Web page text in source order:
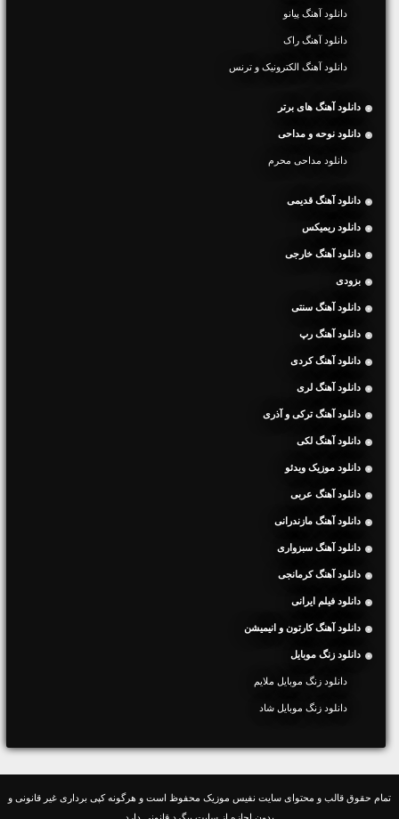
دانلود آهنگ پیانو
دانلود آهنگ راک
دانلود آهنگ الکترونیک و ترنس
دانلود آهنگ های برتر
دانلود نوحه و مداحی
دانلود مداحی محرم
دانلود آهنگ قدیمی
دانلود ریمیکس
دانلود آهنگ خارجی
بزودی
دانلود آهنگ سنتی
دانلود آهنگ رپ
دانلود آهنگ کردی
دانلود آهنگ لری
دانلود آهنگ ترکی و آذری
دانلود آهنگ لکی
دانلود موزیک ویدئو
دانلود آهنگ عربی
دانلود آهنگ مازندرانی
دانلود آهنگ سبزواری
دانلود آهنگ کرمانجی
دانلود فیلم ایرانی
دانلود آهنگ کارتون و انیمیشن
دانلود زنگ موبایل
دانلود زنگ موبایل ملایم
دانلود زنگ موبایل شاد
تمام حقوق قالب و محتوای سایت نفیس موزیک محفوظ است و هرگونه کپی برداری غیر قانونی و